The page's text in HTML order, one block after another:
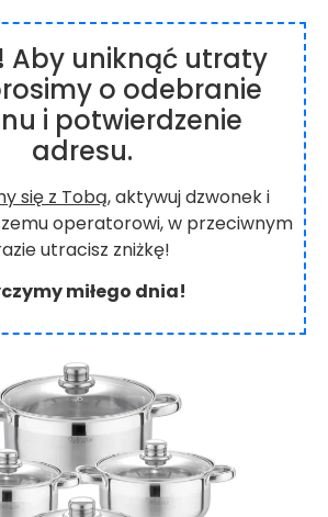
Aby uniknąć utraty
o odebranie
i potwierdzenie
adresu.
się z Tobą, aktywuj dzwonek i
operatorowi, w przeciwnym
utracisz zniżkę!
miłego dnia!